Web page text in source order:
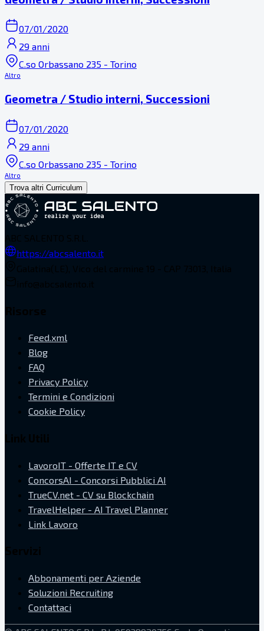
07/01/2020
29 anni
C.so Orbassano 235 - Torino
Altro
Geometra / Studio interni, Successioni
07/01/2020
29 anni
C.so Orbassano 235 - Torino
Altro
Trova altri Curriculum
https://abcsalento.it
Feed.xml
Blog
FAQ
Privacy Policy
Termini e Condizioni
Cookie Policy
LavoroIT - Offerte IT e CV
ConcorsAI - Concorsi Pubblici AI
TrueCV.net - CV su Blockchain
TravelHelper - AI Travel Planner
Link Lavoro
Abbonamenti per Aziende
Soluzioni Recruiting
Contattaci